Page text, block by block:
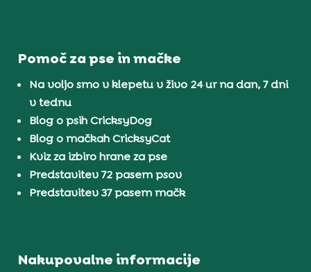
Pomoč za pse in mačke
Na voljo smo v klepetu v živo 24 ur na dan, 7 dni
v tednu
Blog o psih CricksyDog
Blog o mačkah CricksyCat
Kviz za izbiro hrane za pse
Predstavitev 72 pasem psov
Predstavitev 37 pasem mačk
Nakupovalne informacije